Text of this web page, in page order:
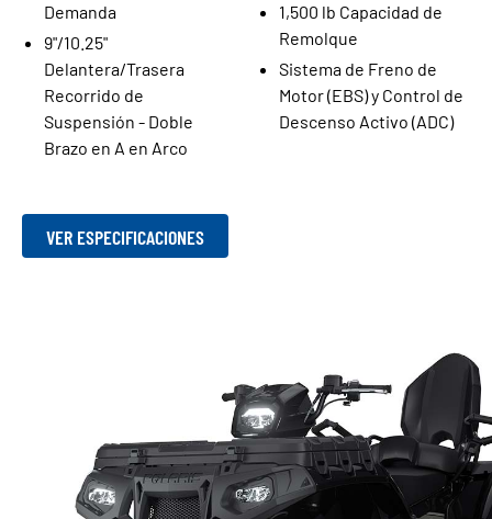
Demanda
9"/10.25"
Delantera/Trasera
Recorrido de
Suspensión - Doble
Brazo en A en Arco
1,500 lb Capacidad de
Remolque
Sistema de Freno de
Motor (EBS) y Control de
Descenso Activo (ADC)
VER ESPECIFICACIONES